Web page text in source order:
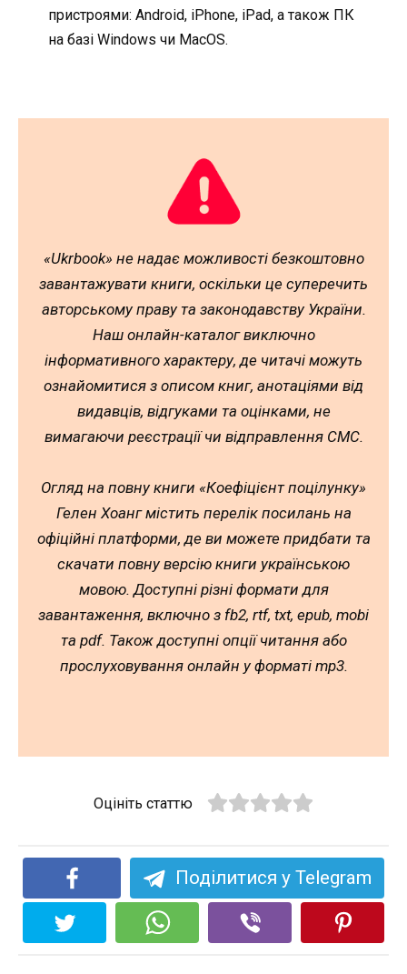
пристроями: Android, iPhone, iPad, а також ПК
на базі Windows чи MacOS.
«Ukrbook» не надає можливості безкоштовно
завантажувати книги, оскільки це суперечить
авторському праву та законодавству України.
Наш онлайн-каталог виключно
інформативного характеру, де читачі можуть
ознайомитися з описом книг, анотаціями від
видавців, відгуками та оцінками, не
вимагаючи реєстрації чи відправлення СМС.
Огляд на повну книги «Коефіцієнт поцілунку»
Гелен Хоанг містить перелік посилань на
офіційні платформи, де ви можете придбати та
скачати повну версію книги українською
мовою. Доступні різні формати для
завантаження, включно з fb2, rtf, txt, epub, mobi
та pdf. Також доступні опції читання або
прослуховування онлайн у форматі mp3.
Оцініть статтю
Поділитися у Telegram